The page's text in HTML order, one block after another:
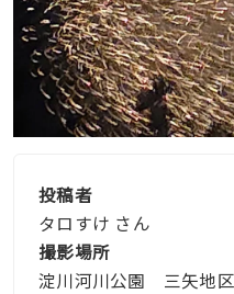
投稿者
タロすけ さん
撮影場所
淀川河川公園 三矢地区